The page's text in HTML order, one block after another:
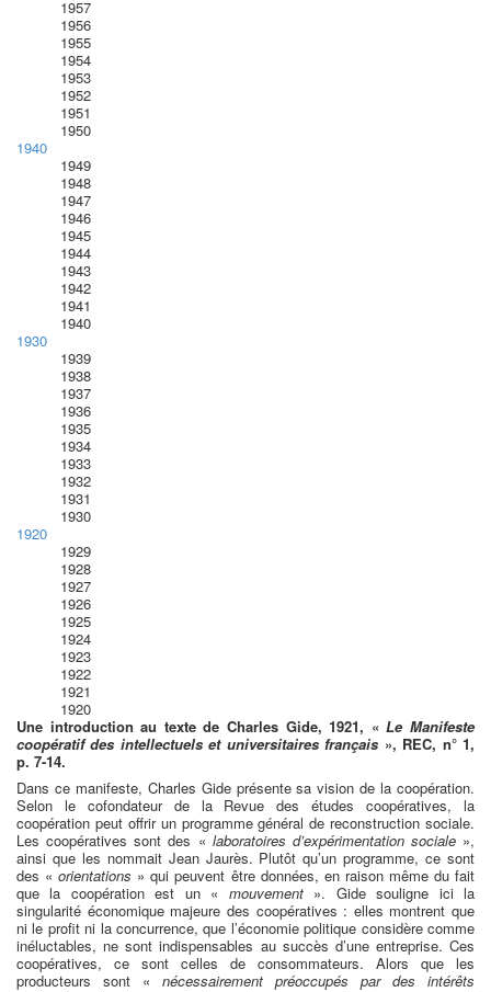
1957
1956
1955
1954
1953
1952
1951
1950
1940
1949
1948
1947
1946
1945
1944
1943
1942
1941
1940
1930
1939
1938
1937
1936
1935
1934
1933
1932
1931
1930
1920
1929
1928
1927
1926
1925
1924
1923
1922
1921
1920
Une introduction au texte de Charles Gide, 1921, «Le Manifeste
coopératif des intellectuels et universitaires français », REC, n° 1,
p. 7-14.
Dans ce manifeste, Charles Gide présente sa vision de la coopération.
Selon le cofondateur de la Revue des études coopératives, la
coopération peut offrir un programme général de reconstruction sociale.
Les coopératives sont des « laboratoires d’expérimentation sociale»,
ainsi que les nommait Jean Jaurès. Plutôt qu’un programme, ce sont
des «orientations » qui peuvent être données, en raison même du fait
que la coopération est un « mouvement». Gide souligne ici la
singularité économique majeure des coopératives : elles montrent que
ni le profit ni la concurrence, que l’économie politique considère comme
inéluctables, ne sont indispensables au succès d’une entreprise. Ces
coopératives, ce sont celles de consommateurs. Alors que les
producteurs sont « nécessairement préoccupés par des intérêts